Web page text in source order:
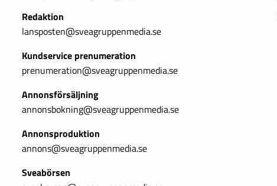
Redaktion
lansposten@sveagruppenmedia.se
Kundservice prenumeration
prenumeration@sveagruppenmedia.se
Annonsförsäljning
annonsbokning@sveagruppenmedia.se
Annonsproduktion
annons@sveagruppenmedia.se
Sveabörsen